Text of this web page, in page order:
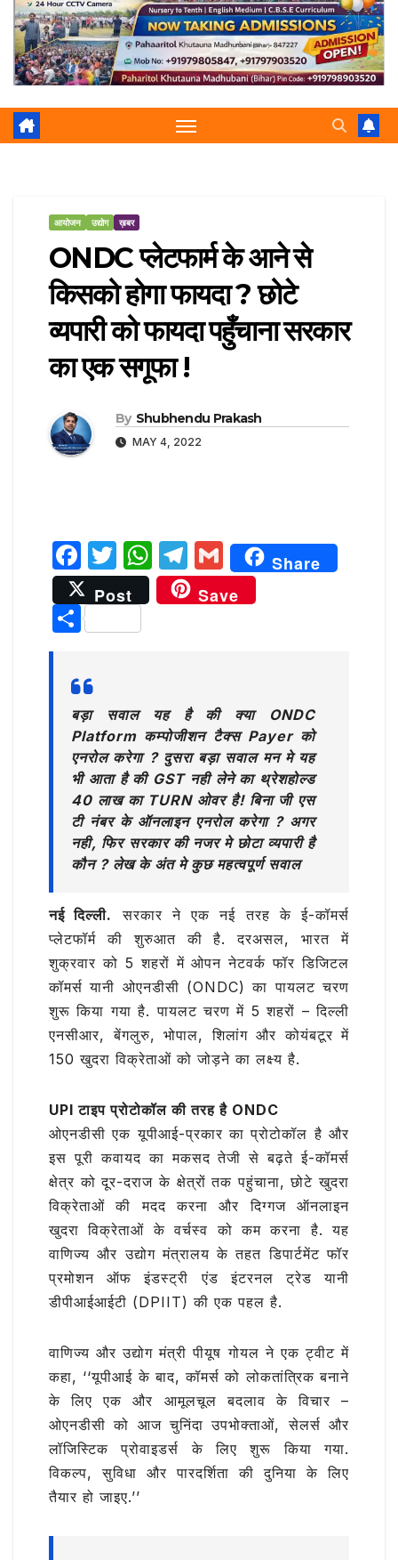
आयोजन उद्योग ख़बर
ONDC प्लेटफार्म के आने से
किसको होगा फायदा ? छोटे
व्यपारी को फायदा पहुँचाना सरकार
का एक सगूफा !
By Shubhendu Prakash
MAY 4, 2022
F
a
c
e
b
o
o
k
T
w
it
te
W
h
at
p
T
el
e
m
G
m
ai
Share
Post
Save
S
ar
e
बड़ा सवाल यह है की क्या ONDC
Platform कम्पोजीशन टैक्स Payer को
एनरोल करेगा ? दुसरा बड़ा सवाल मन मे यह
भी आता है की GST नही लेने का थ्रेशहोल्ड
40 लाख का TURN ओवर है! बिना जी एस
टी नंबर के ऑनलाइन एनरोल करेगा ? अगर
नही, फिर सरकार की नजर मे छोटा व्यपारी है
कौन ? लेख के अंत मे कुछ महत्वपूर्ण सवाल
नई दिल्ली.
सरकार ने एक नई तरह के ई-कॉमर्स
प्लेटफॉर्म की शुरुआत की है. दरअसल, भारत में
शुक्रवार को 5 शहरों में ओपन नेटवर्क फॉर डिजिटल
कॉमर्स यानी ओएनडीसी (ONDC) का पायलट चरण
शुरू किया गया है. पायलट चरण में 5 शहरों – दिल्ली
एनसीआर, बेंगलुरु, भोपाल, शिलांग और कोयंबटूर में
150 खुदरा विक्रेताओं को जोड़ने का लक्ष्य है.
UPI टाइप प्रोटोकॉल की तरह है ONDC
ओएनडीसी एक यूपीआई-प्रकार का प्रोटोकॉल है और
इस पूरी कवायद का मकसद तेजी से बढ़ते ई-कॉमर्स
क्षेत्र को दूर-दराज के क्षेत्रों तक पहुंचाना, छोटे खुदरा
विक्रेताओं की मदद करना और दिग्गज ऑनलाइन
खुदरा विक्रेताओं के वर्चस्व को कम करना है. यह
वाणिज्य और उद्योग मंत्रालय के तहत डिपार्टमेंट फॉर
प्रमोशन ऑफ इंडस्ट्री एंड इंटरनल ट्रेड यानी
डीपीआईआईटी (DPIIT) की एक पहल है.
वाणिज्य और उद्योग मंत्री पीयूष गोयल ने एक ट्वीट में
कहा, ‘‘यूपीआई के बाद, कॉमर्स को लोकतांत्रिक बनाने
के लिए एक और आमूलचूल बदलाव के विचार –
ओएनडीसी को आज चुनिंदा उपभोक्ताओं, सेलर्स और
लॉजिस्टिक प्रोवाइडर्स के लिए शुरू किया गया.
विकल्प, सुविधा और पारदर्शिता की दुनिया के लिए
तैयार हो जाइए.’’
pa
m
e